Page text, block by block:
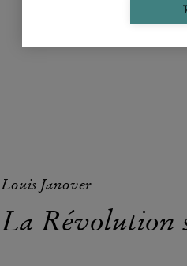
Louis Janover
La Révolution